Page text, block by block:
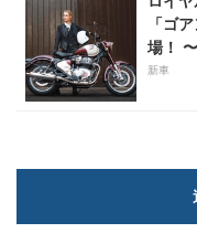
「ゴアン クラシック350」間
場！
新車